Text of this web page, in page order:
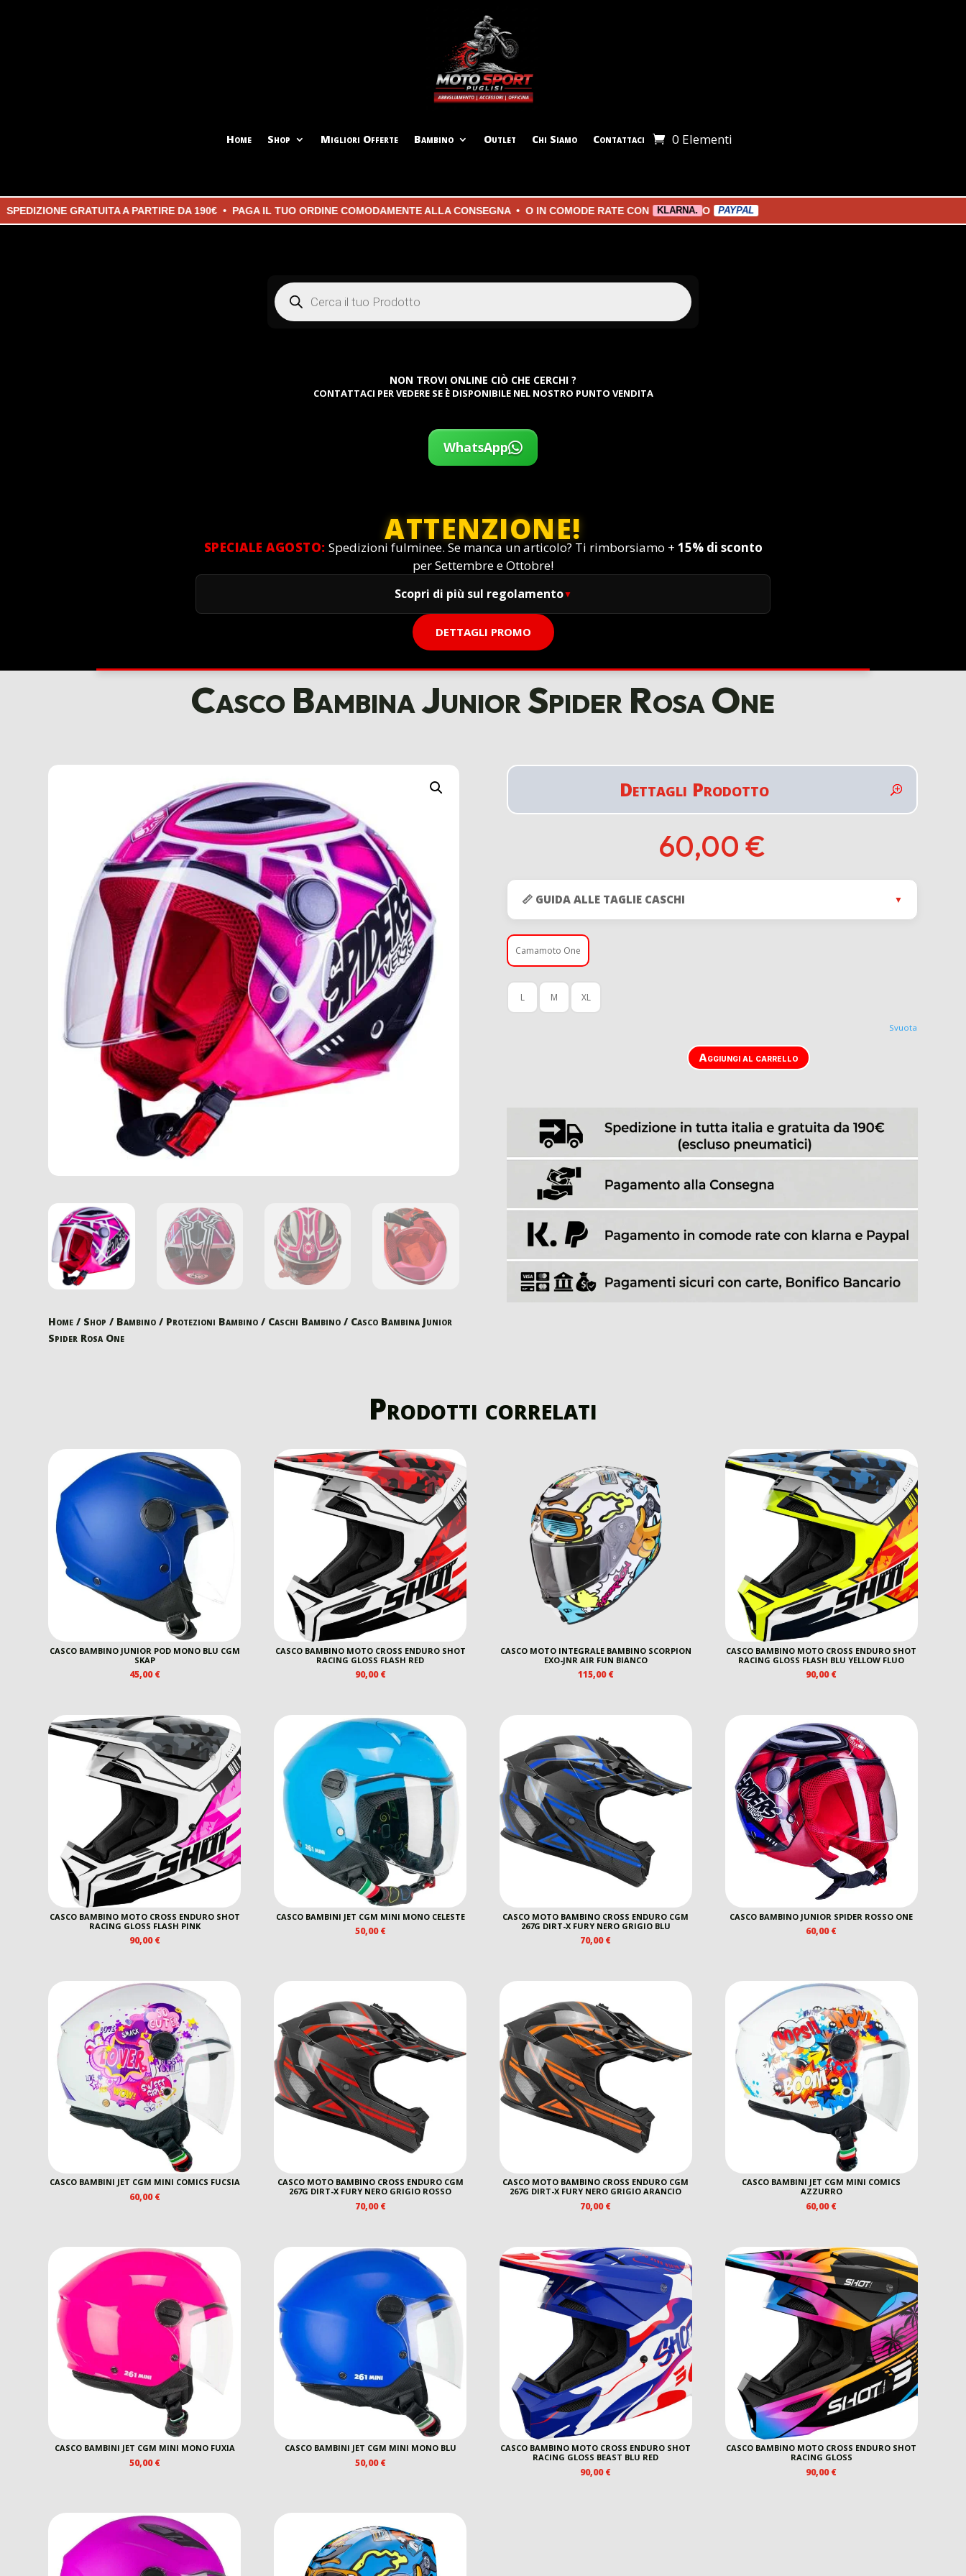
Home Shop Migliori Offerte Bambino Outlet Chi Siamo Contattaci 0 Elementi
GRATUITA A PARTIRE DA 190€ • PAGA IL TUO ORDINE COMODAMENTE ALLA CONSEGNA • O IN COMODE RATE CON KLARNA. O PAYPAL
Products
search
NON TROVI ONLINE CIÒ CHE CERCHI ?
CONTATTACI PER VEDERE SE È DISPONIBILE NEL NOSTRO PUNTO VENDITA
WhatsApp
ATTENZIONE!
SPECIALE AGOSTO: Spedizioni fulminee. Se manca un articolo? Ti rimborsiamo + 15% di sconto
per Settembre e Ottobre!
Scopri di più sul regolamento
DETTAGLI PROMO
Casco Bambina Junior Spider Rosa One
Home / Shop / Bambino / Protezioni Bambino / Caschi Bambino / Casco Bambina Junior
Spider Rosa One
Dettagli Prodotto
60,00€
📏 GUIDA ALLE TAGLIE CASCHI ▼
Camamoto One
L M XL
Svuota
Aggiungi al carrello
Prodotti correlati
CASCO BAMBINO JUNIOR POD MONO BLU CGM
SKAP
45,00€
CASCO BAMBINO MOTO CROSS ENDURO SHOT
RACING GLOSS FLASH RED
90,00€
CASCO MOTO INTEGRALE BAMBINO SCORPION
EXO-JNR AIR FUN BIANCO
115,00€
CASCO BAMBINO MOTO CROSS ENDURO SHOT
RACING GLOSS FLASH BLU YELLOW FLUO
90,00€
CASCO BAMBINO MOTO CROSS ENDURO SHOT
RACING GLOSS FLASH PINK
90,00€
CASCO BAMBINI JET CGM MINI MONO CELESTE
50,00€
CASCO MOTO BAMBINO CROSS ENDURO CGM
267G DIRT-X FURY NERO GRIGIO BLU
70,00€
CASCO BAMBINO JUNIOR SPIDER ROSSO ONE
60,00€
CASCO BAMBINI JET CGM MINI COMICS FUCSIA
60,00€
CASCO MOTO BAMBINO CROSS ENDURO CGM
267G DIRT-X FURY NERO GRIGIO ROSSO
70,00€
CASCO MOTO BAMBINO CROSS ENDURO CGM
267G DIRT-X FURY NERO GRIGIO ARANCIO
70,00€
CASCO BAMBINI JET CGM MINI COMICS
AZZURRO
60,00€
CASCO BAMBINI JET CGM MINI MONO FUXIA
50,00€
CASCO BAMBINI JET CGM MINI MONO BLU
50,00€
CASCO BAMBINO MOTO CROSS ENDURO SHOT
RACING GLOSS BEAST BLU RED
90,00€
CASCO BAMBINO MOTO CROSS ENDURO SHOT
RACING GLOSS
90,00€